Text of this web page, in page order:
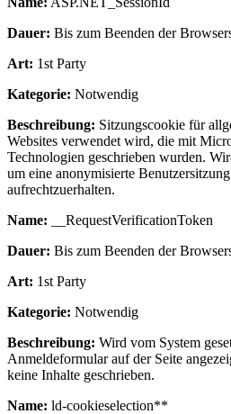
Dauer: Bis zum Beenden der
Art: 1st Party
Kategorie: Notwendig
Beschreibung: Sitzungscookie für
Websites verwendet wird, die mit
Technologien geschrieben wurden.
um eine anonymisierte
aufrechtzuerhalten.
Name: __RequestVerificationToken
Dauer: Bis zum Beenden der
Art: 1st Party
Kategorie: Notwendig
Beschreibung: Wird vom System
Anmeldeformular auf der Seite
keine Inhalte geschrieben.
Name: ld-cookieselection**